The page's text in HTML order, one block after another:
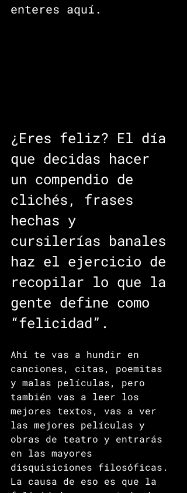
enteres aquí.
¿Eres feliz? El día
que decidas hacer
un compendio de
clichés, frases
hechas y
cursilerías banales
haz el ejercicio de
recopilar lo que la
gente define como
“felicidad”.
Ahí te vas a hundir en
canciones, citas, poemitas
y malas películas, pero
también vas a leer los
mejores textos, vas a ver
las mejores películas y
obras de teatro y entrarás
en las mayores
disquisiciones filosóficas.
La causa de eso es que la